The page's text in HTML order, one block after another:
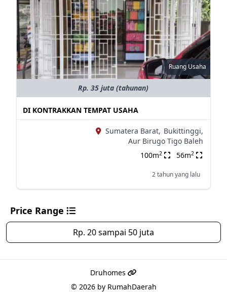
Ruang Usaha
Rp. 35 juta (tahunan)
DI KONTRAKKAN TEMPAT USAHA
Sumatera Barat, Bukittinggi,
Aur Birugo Tigo Baleh
100m2 56m2
2 tahun yang lalu
Price Range
Rp. 20 sampai 50 juta
Druhomes
© 2026 by RumahDaerah